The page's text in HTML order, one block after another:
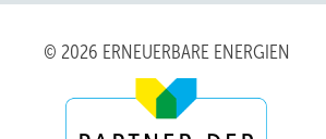
© 2026 ERNEUERBARE ENERGIEN